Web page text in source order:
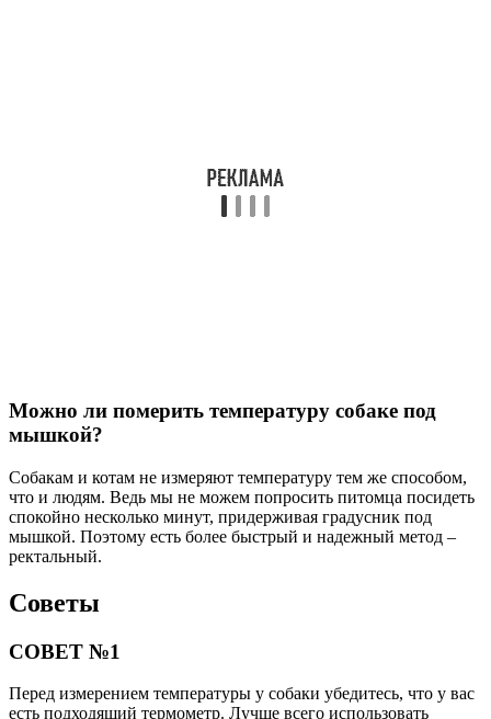
Можно ли померить температуру собаке под
мышкой?
Собакам и котам не измеряют температуру тем же способом,
что и людям. Ведь мы не можем попросить питомца посидеть
спокойно несколько минут, придерживая градусник под
мышкой. Поэтому есть более быстрый и надежный метод –
ректальный.
Советы
СОВЕТ №1
Перед измерением температуры у собаки убедитесь, что у вас
есть подходящий термометр. Лучше всего использовать